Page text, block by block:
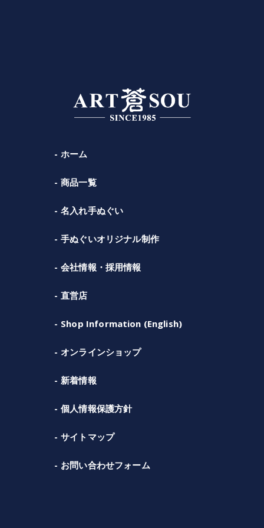
ホーム
商品一覧
名入れ手ぬぐい
手ぬぐいオリジナル制作
会社情報・採用情報
直営店
Shop Information (English)
オンラインショップ
新着情報
個人情報保護方針
サイトマップ
お問い合わせフォーム